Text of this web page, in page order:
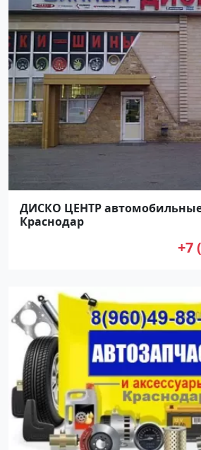
ДИСКО ЦЕНТР
Краснодар
+7